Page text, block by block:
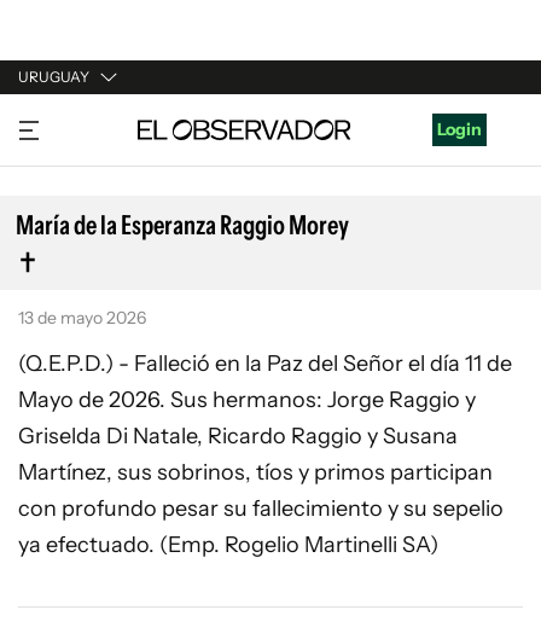
URUGUAY
URUGUAY
ARGENTINA
ESPAÑA
ESTADOS UNIDOS
Login
María de la Esperanza Raggio Morey
13 de mayo 2026
(Q.E.P.D.) - Falleció en la Paz del Señor el día 11 de
Mayo de 2026. Sus hermanos: Jorge Raggio y
Griselda Di Natale, Ricardo Raggio y Susana
Martínez, sus sobrinos, tíos y primos participan
con profundo pesar su fallecimiento y su sepelio
ya efectuado. (Emp. Rogelio Martinelli SA)